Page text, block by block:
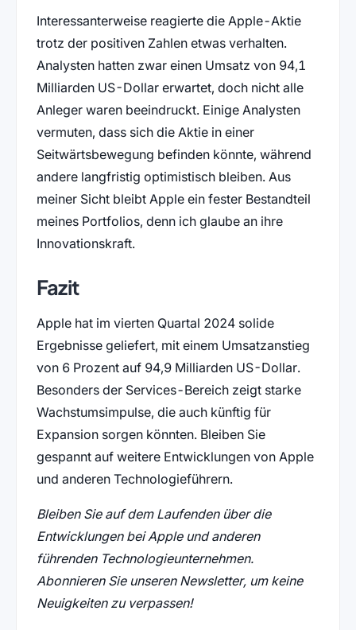
Interessanterweise reagierte die Apple-Aktie
trotz der positiven Zahlen etwas verhalten.
Analysten hatten zwar einen Umsatz von 94,1
Milliarden US-Dollar erwartet, doch nicht alle
Anleger waren beeindruckt. Einige Analysten
vermuten, dass sich die Aktie in einer
Seitwärtsbewegung befinden könnte, während
andere langfristig optimistisch bleiben. Aus
meiner Sicht bleibt Apple ein fester Bestandteil
meines Portfolios, denn ich glaube an ihre
Innovationskraft.
Fazit
Apple hat im vierten Quartal 2024 solide
Ergebnisse geliefert, mit einem Umsatzanstieg
von 6 Prozent auf 94,9 Milliarden US-Dollar.
Besonders der Services-Bereich zeigt starke
Wachstumsimpulse, die auch künftig für
Expansion sorgen könnten. Bleiben Sie
gespannt auf weitere Entwicklungen von Apple
und anderen Technologieführern.
Bleiben Sie auf dem Laufenden über die
Entwicklungen bei Apple und anderen
führenden Technologieunternehmen.
Abonnieren Sie unseren Newsletter, um keine
Neuigkeiten zu verpassen!